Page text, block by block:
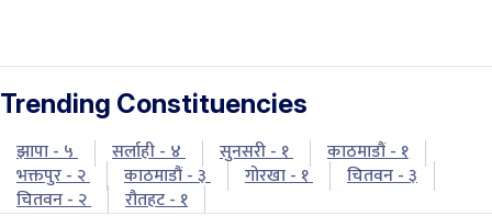
Trending Constituencies
झापा - ५ सर्लाही - ४ सुनसरी - १
काठमाडौं - १
भक्तपुर - २
काठमाडौं - ३ गोरखा - १
चितवन - ३
चितवन - २
रौतहट - १